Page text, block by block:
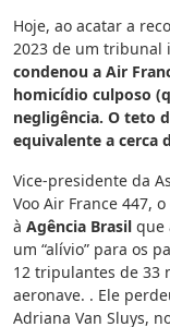
Hoje, ao acatar a
2023 de um tribunal
condenou a Air
homicídio culposo
negligência. O teto
equivalente a cerca
Vice-presidente da
Voo Air France 447,
à Agência Brasil que
um “alívio” para os
12 tripulantes de 33
aeronave. . Ele
Adriana Van Sluys,